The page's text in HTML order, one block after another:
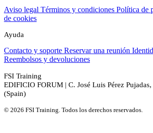
Aviso legal Términos y condiciones Política de
de cookies
Ayuda
Contacto y soporte Reservar una reunión
Reembolsos y devoluciones
FSI Training
EDIFICIO FORUM | C. José Luis Pérez
(Spain)
© 2026 FSI Training. Todos los derechos reservados.